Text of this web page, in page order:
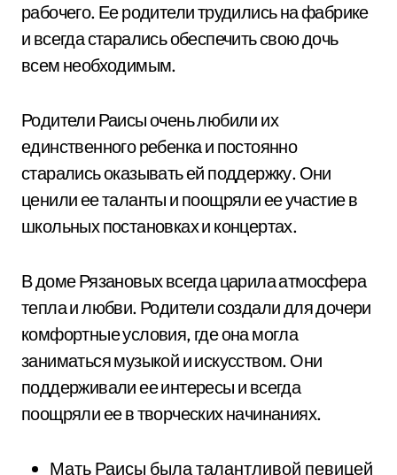
рабочего. Ее родители трудились на фабрике
и всегда старались обеспечить свою дочь
всем необходимым.
Родители Раисы очень любили их
единственного ребенка и постоянно
старались оказывать ей поддержку. Они
ценили ее таланты и поощряли ее участие в
школьных постановках и концертах.
В доме Рязановых всегда царила атмосфера
тепла и любви. Родители создали для дочери
комфортные условия, где она могла
заниматься музыкой и искусством. Они
поддерживали ее интересы и всегда
поощряли ее в творческих начинаниях.
Мать Раисы была талантливой певицей